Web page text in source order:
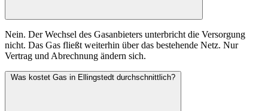
Nein. Der Wechsel des Gasanbieters unterbricht die Versorgung
nicht. Das Gas fließt weiterhin über das bestehende Netz. Nur
Vertrag und Abrechnung ändern sich.
Was kostet Gas in Ellingstedt durchschnittlich?